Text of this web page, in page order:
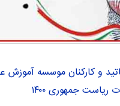
و کارکنان موسسه آموزش
ریاست جمهوری ۱۴۰۰